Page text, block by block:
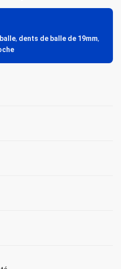
, dents de balle de 19mm,